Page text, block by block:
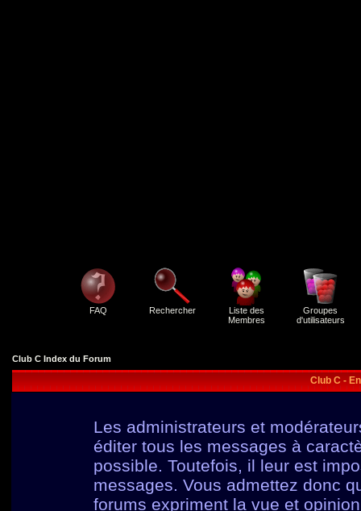
FAQ Rechercher
Liste des
Membres
Groupes
d'utilisateurs
Club C Index du Forum
Club C -
Les administrateurs et
éditer tous les messages à
possible. Toutefois, il leur est
messages. Vous admettez donc
forums expriment la vue et